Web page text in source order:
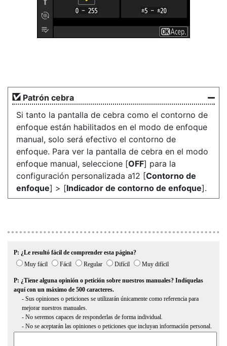
Patrón cebra
Si tanto la pantalla de cebra como el contorno de
enfoque están habilitados en el modo de enfoque
manual, solo será efectivo el contorno de
enfoque. Para ver la pantalla de cebra en el modo
enfoque manual, seleccione [OFF] para la
configuración personalizada a12 [Contorno de
enfoque] > [Indicador de contorno de enfoque].